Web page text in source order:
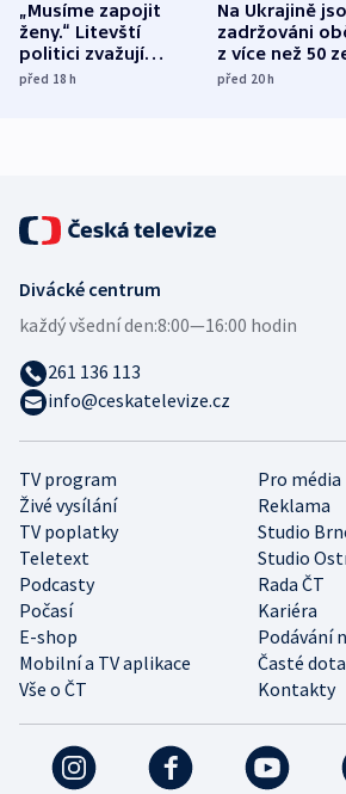
„Musíme zapojit
ženy.“ Litevští
politici zvažují
dohodu o
před 18h
Na Ukrajině
zadržováni
z více než 50
Bojovali na
před 20h
TV program
Pro média
Živé vysílání
Reklama
TV poplatky
Studio
Teletext
Studio
Podcasty
Rada ČT
Počasí
Kariéra
E-shop
Podávání
Mobilní a TV aplikace
Časté
Vše o ČT
Kontakty
Divácké centrum
každý všední den:8:00—16:00 hodin
261 136 113
info@ceskatelevize.cz